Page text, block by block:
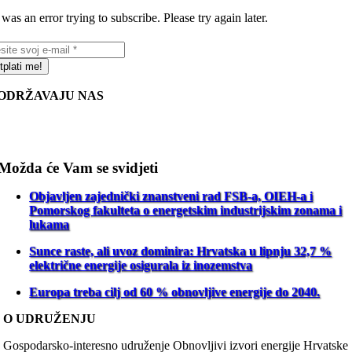
an error trying to subscribe. Please try again later.
me!
NAS
će Vam se svidjeti
Objavljen zajednički znanstveni rad FSB-a, OIEH-a i
Pomorskog fakulteta o energetskim industrijskim zonama i
lukama
Sunce raste, ali uvoz dominira: Hrvatska u lipnju 32,7 %
električne energije osigurala iz inozemstva
Europa treba cilj od 60 % obnovljive energije do 2040.
O UDRUŽENJU
Gospodarsko-interesno udruženje Obnovljivi izvori energije Hrvatske